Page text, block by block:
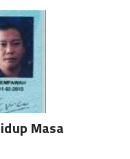
Masa